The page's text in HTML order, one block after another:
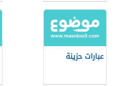
عبارات حزينة